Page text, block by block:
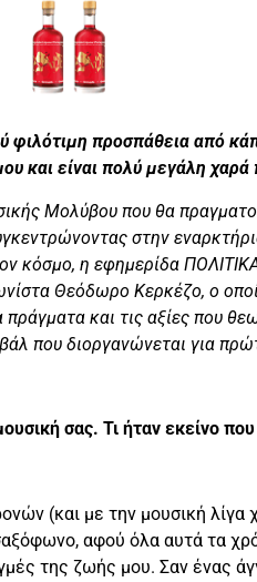
φιλότιμη προσπάθεια από
και είναι πολύ μεγάλη
Μολύβου που θα
στην
κόσμο, η εφημερίδα
Θεόδωρο Κερκέζο, ο
πράγματα και τις αξίες που
που διοργανώνεται για
σας. Τι ήταν εκείνο
(και με την μουσική λίγα
αφού όλα αυτά τα
της ζωής μου. Σαν ένας